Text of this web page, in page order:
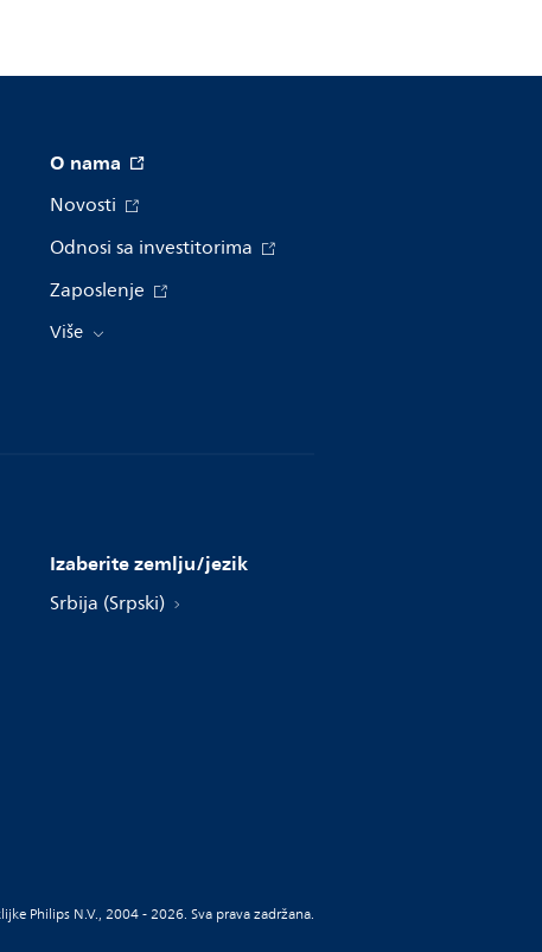
O nama
Novosti
Odnosi sa investitorima
Zaposlenje
Više
Izaberite zemlju/jezik
Srbija (Srpski)
Philips N.V., 2004 - 2026. Sva prava zadržana.